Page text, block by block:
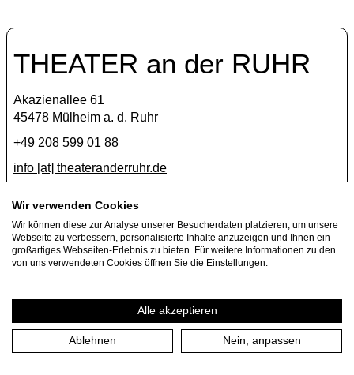
THEATER an der RUHR
Akazienallee 61
45478 Mülheim a. d. Ruhr
+49 208 599 01 88
info [​at​] theateranderruhr.de
Facebook
Instagram
Newsletter
Privacy Policy
Wir verwenden Cookies
Wir können diese zur Analyse unserer Besucherdaten platzieren, um unsere
Webseite zu verbessern, personalisierte Inhalte anzuzeigen und Ihnen ein
großartiges Webseiten-Erlebnis zu bieten. Für weitere Informationen zu den
von uns verwendeten Cookies öffnen Sie die Einstellungen.
Alle akzeptieren
Ablehnen Nein, anpassen